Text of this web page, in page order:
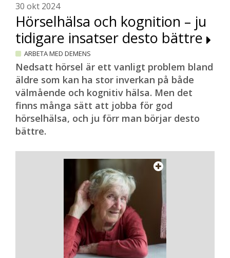
30 okt 2024
Hörselhälsa och kognition – ju
tidigare insatser desto bättre
ARBETA MED DEMENS
Nedsatt hörsel är ett vanligt problem bland
äldre som kan ha stor inverkan på både
välmående och kognitiv hälsa. Men det
finns många sätt att jobba för god
hörselhälsa, och ju förr man börjar desto
bättre.